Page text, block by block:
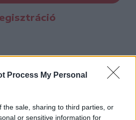
Process My Personal
the sale, sharing to third parties, or
or sensitive information for